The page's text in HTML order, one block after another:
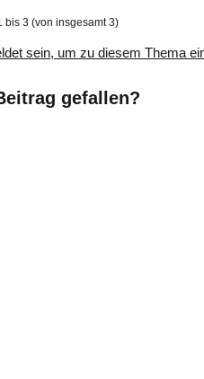
bis 3 (von insgesamt 3)
sein, um zu diesem Thema
gefallen?